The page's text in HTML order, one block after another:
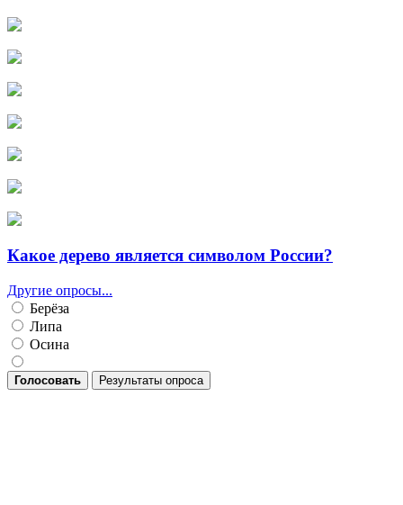
Какое дерево является символом России?
Другие опросы...
Берёза
Липа
Осина
Голосовать Результаты опроса